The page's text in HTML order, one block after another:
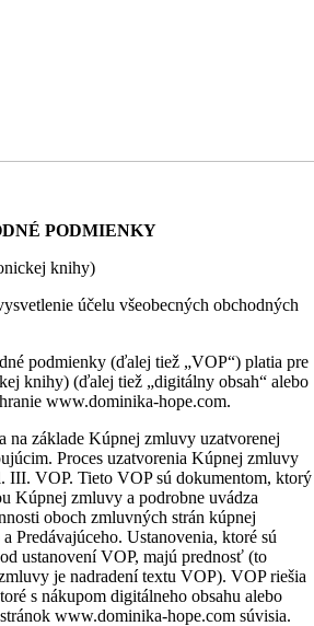
PODMIENKY
knihy)
účelu všeobecných obchodných
podmienky (ďalej tiež „VOP“) platia pre
knihy) (ďalej tiež „digitálny obsah“ alebo
www.dominika-hope.com.
na základe Kúpnej zmluvy uzatvorenej
Proces uzatvorenia Kúpnej zmluvy
III. VOP. Tieto VOP sú dokumentom, ktorý
Kúpnej zmluvy a podrobne uvádza
oboch zmluvných strán kúpnej
Predávajúceho. Ustanovenia, ktoré sú
ustanovení VOP, majú prednosť (to
je nadradení textu VOP). VOP riešia
s nákupom digitálneho obsahu alebo
www.dominika-hope.com súvisia.